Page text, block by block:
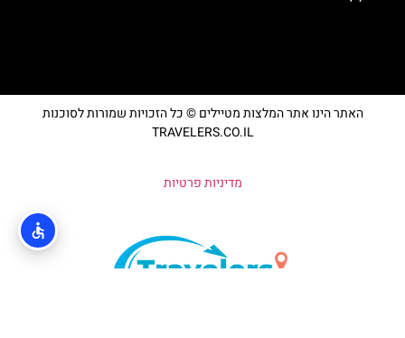
האתר הינו אתר המלצות מטיילים © כל הזכויות שמורות לסוכנות
TRAVELERS.CO.IL
מדיניות פרטיות